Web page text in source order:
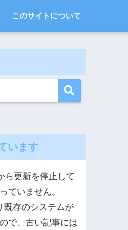
このサイトについて
います
ら更新を停止して
ていません。
既存のシステムが
で、古い記事には